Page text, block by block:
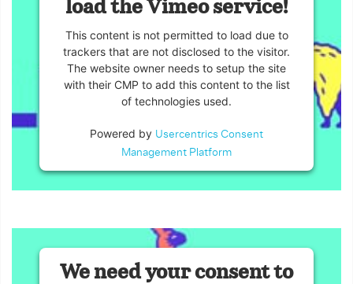
load the Vimeo service!
This content is not permitted to load due to
trackers that are not disclosed to the visitor.
The website owner needs to setup the site
with their CMP to add this content to the list
of technologies used.
Powered by Usercentrics Consent
Management Platform
We need your consent to